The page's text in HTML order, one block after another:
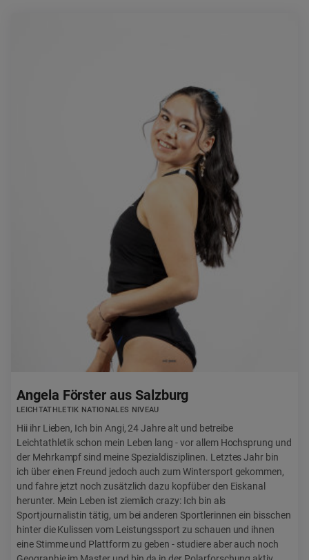
Angela Förster aus Salzburg
LEICHTATHLETIK NATIONALES NIVEAU
Hii ihr Lieben, Ich bin Angi, 24 Jahre alt und betreibe
Leichtathletik schon mein Leben lang - vor allem Hochsprung und
der Mehrkampf sind meine Spezialdisziplinen. Letztes Jahr bin
ich über einen Freund jedoch auch zum Wintersport gekommen,
und fahre jetzt noch zusätzlich dazu kopfüber den Eiskanal
herunter. Mein Leben ist ziemlich crazy: Ich bin als
Sportjournalistin tätig, um bei anderen Sportlerinnen ein bisschen
hinter die Kulissen vom Leistungssport zu schauen und ihnen
eine Stimme und Plattform zu geben - studiere aber auch noch